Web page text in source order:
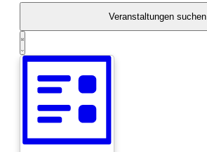
Ansichten,
Navigation
Veranstaltungen
Schlüsselwort.
Veranstaltungen suchen
Veranstaltung
Ansichten-
Liste